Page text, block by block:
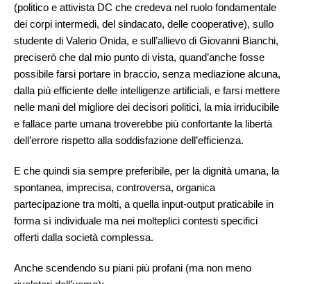
(politico e attivista DC che credeva nel ruolo fondamentale
dei corpi intermedi, del sindacato, delle cooperative), sullo
studente di Valerio Onida, e sull’allievo di Giovanni Bianchi,
preciserò che dal mio punto di vista, quand’anche fosse
possibile farsi portare in braccio, senza mediazione alcuna,
dalla più efficiente delle intelligenze artificiali, e farsi mettere
nelle mani del migliore dei decisori politici, la mia irriducibile
e fallace parte umana troverebbe più confortante la libertà
dell’errore rispetto alla soddisfazione dell’efficienza.
E che quindi sia sempre preferibile, per la dignità umana, la
spontanea, imprecisa, controversa, organica
partecipazione tra molti, a quella input-output praticabile in
forma sì individuale ma nei molteplici contesti specifici
offerti dalla società complessa.
Anche scendendo su piani più profani (ma non meno